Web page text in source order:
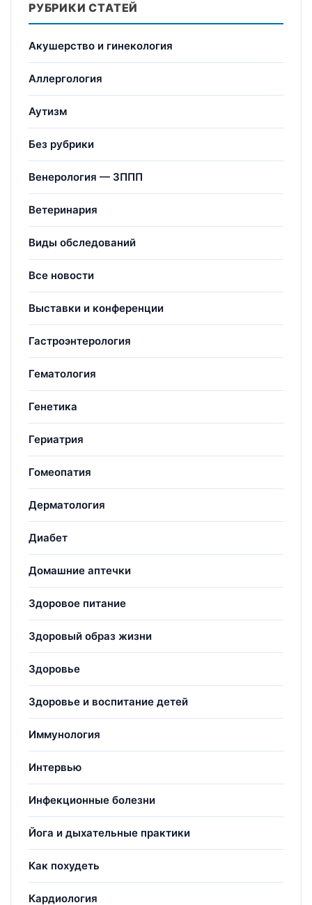
РУБРИКИ СТАТЕЙ
Акушерство и гинекология
Аллергология
Аутизм
Без рубрики
Венерология — ЗППП
Ветеринария
Виды обследований
Все новости
Выставки и конференции
Гастроэнтерология
Гематология
Генетика
Гериатрия
Гомеопатия
Дерматология
Диабет
Домашние аптечки
Здоровое питание
Здоровый образ жизни
Здоровье
Здоровье и воспитание детей
Иммунология
Интервью
Инфекционные болезни
Йога и дыхательные практики
Как похудеть
Кардиология